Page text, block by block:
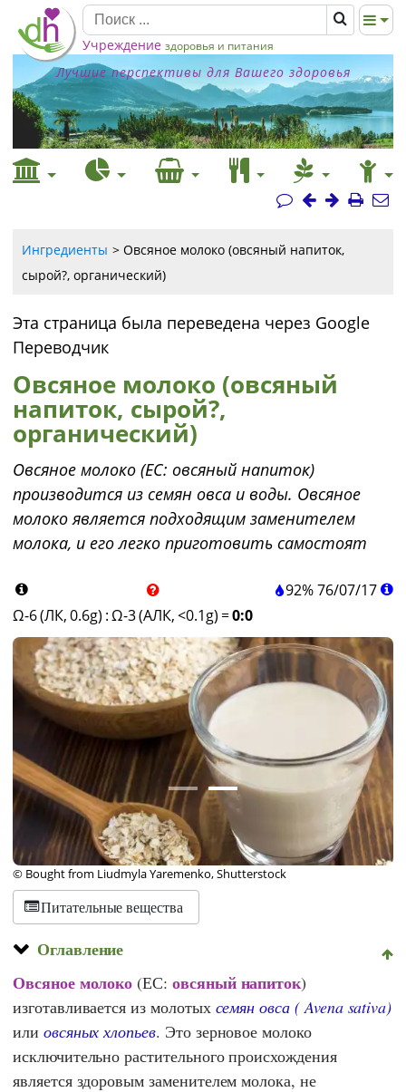
Учреждение здоровья и питания
Лучшие перспективы для Вашего здоровья
Ингредиенты
Овсяное молоко (овсяный напиток,
сырой?, органический)
Эта страница была переведена через Google
Переводчик
Овсяное молоко (овсяный
напиток, сырой?,
органический)
Овсяное молоко (ЕС: овсяный напиток)
производится из семян овса и воды. Овсяное
молоко является подходящим заменителем
молока, и его легко приготовить самостоят
92%76/07/17
Ω-6 (ЛК, 0.6g) :Ω-3 (АЛК, <0.1g) =0:0
© Bought from Liudmyla Yaremenko, Shutterstock
Питательные вещества
Оглавление
Овсяное молоко (ЕС: овсяный напиток)
изготавливается из молотых семян овса ( Avena sativa)
или овсяных хлопьев. Это зерновое молоко
исключительно растительного происхождения
является здоровым заменителем молока, не